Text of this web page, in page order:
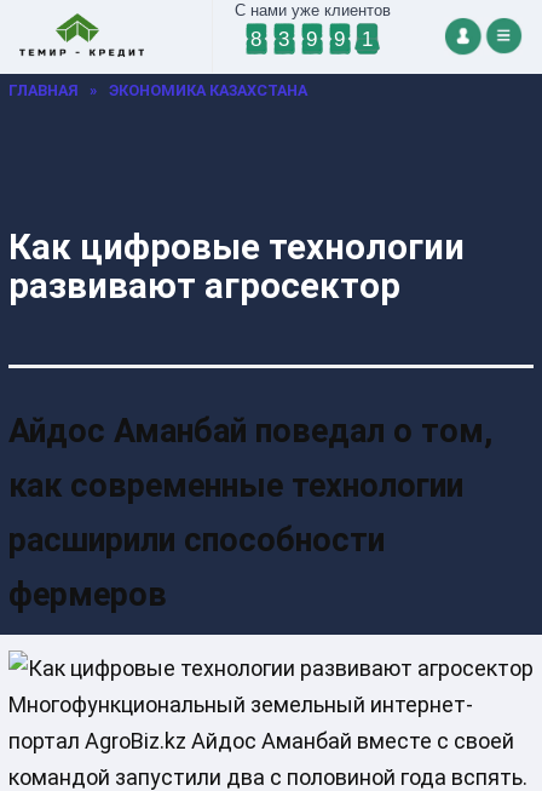
С нами уже клиентов
8 3 9 9 1
ГЛАВНАЯ » ЭКОНОМИКА КАЗАХСТАНА
Как цифровые технологии
развивают агросектор
Айдос Аманбай поведал о том,
как современные технологии
расширили способности
фермеров
Многофункциональный земельный интернет-
портал AgroBiz.kz Айдос Аманбай вместе с своей
командой запустили два с половиной года вспять.